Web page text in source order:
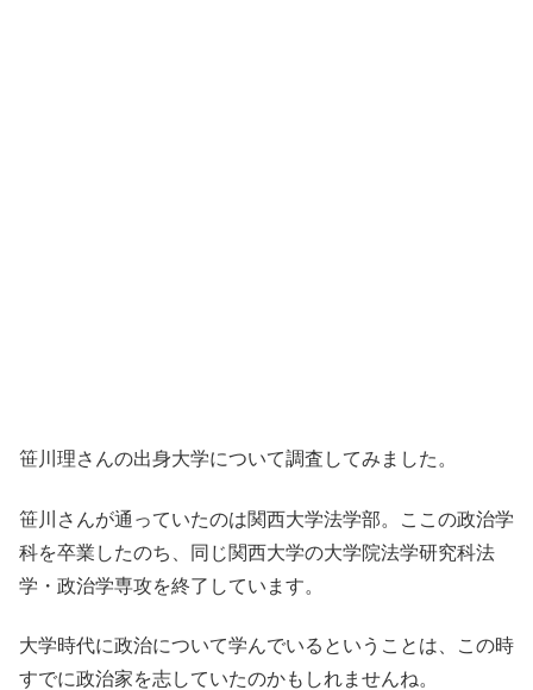
笹川理さんの出身大学について調査してみました。
笹川さんが通っていたのは関西大学法学部。ここの政治学
科を卒業したのち、同じ関西大学の大学院法学研究科法
学・政治学専攻を終了しています。
大学時代に政治について学んでいるということは、この時
すでに政治家を志していたのかもしれませんね。